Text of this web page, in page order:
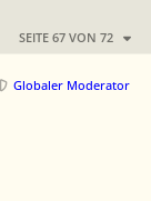
SEITE 67 VON 72
Globaler Moderator